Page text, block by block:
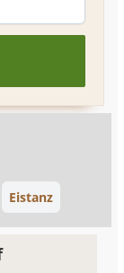
Eistanz